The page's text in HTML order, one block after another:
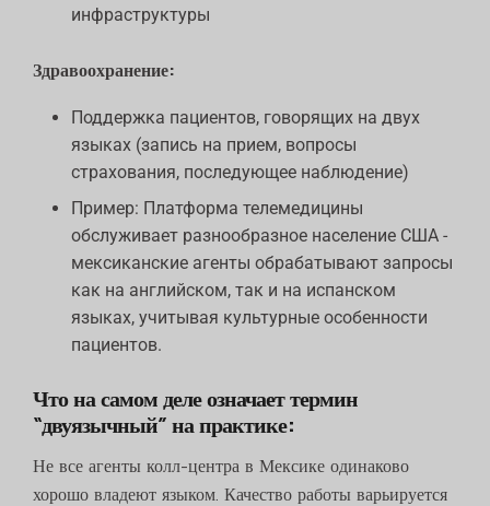
инфраструктуры
Здравоохранение:
Поддержка пациентов, говорящих на двух
языках (запись на прием, вопросы
страхования, последующее наблюдение)
Пример: Платформа телемедицины
обслуживает разнообразное население США -
мексиканские агенты обрабатывают запросы
как на английском, так и на испанском
языках, учитывая культурные особенности
пациентов.
Что на самом деле означает термин
“двуязычный” на практике:
Не все агенты колл-центра в Мексике одинаково
хорошо владеют языком. Качество работы варьируется